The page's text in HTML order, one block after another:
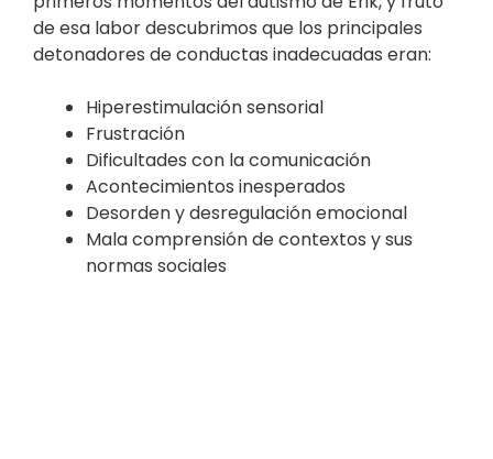
de esa labor descubrimos que los principales
detonadores de conductas inadecuadas eran:
Hiperestimulación sensorial
Frustración
Dificultades con la comunicación
Acontecimientos inesperados
Desorden y desregulación emocional
Mala comprensión de contextos y sus
normas sociales